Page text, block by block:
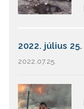
2022. július 25.
2022.07.25.